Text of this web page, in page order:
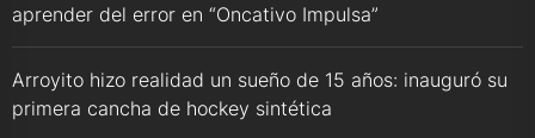
aprender del error en “Oncativo Impulsa”
Arroyito hizo realidad un sueño de 15 años: inauguró su
primera cancha de hockey sintética